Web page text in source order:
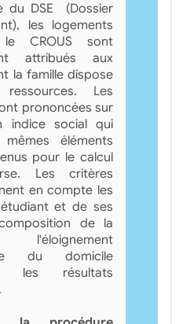
du DSE (Dossier
les logements
CROUS sont
attribués aux
la famille dispose
Les
prononcées sur
indice social qui
éléments
pour le calcul
Les critères
en compte les
et de ses
de la
du domicile
les résultats